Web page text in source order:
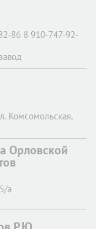
86 8 910-747-92-
Комсомольская,
Орловской
а